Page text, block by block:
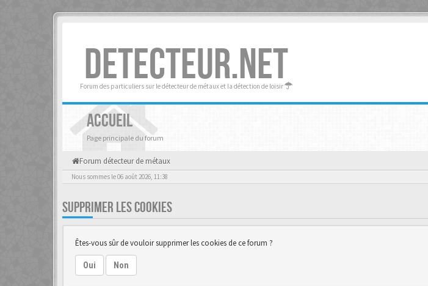
DETECTEUR.NET
Forum des particuliers sur le détecteur de métaux et la détection de loisir
ACCUEIL
Page principale du forum
Forum détecteur de métaux
Nous sommes le 06 août 2026, 11:38
SUPPRIMER LES COOKIES
Êtes-vous sûr de vouloir supprimer les cookies de ce forum ?
Oui Non